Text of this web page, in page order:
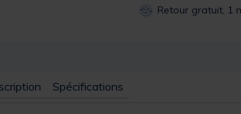
Retour gratuit, 1
Spécifications